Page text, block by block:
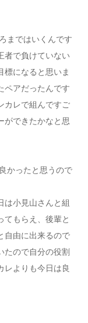
まではいくんです
者で負けていない
標になると思いま
ペアだったんです
カレで組んですご
ができたかなと思
かったと思うので
は小見山さんと組
てもらえ、後輩と
自由に出来るので
たので自分の役割
レよりも今日は良